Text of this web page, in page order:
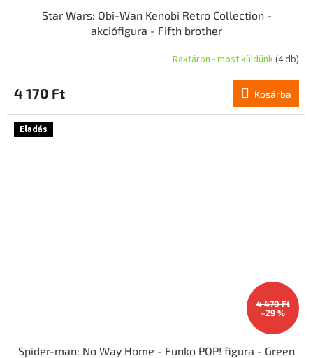
Star Wars: Obi-Wan Kenobi Retro Collection -
akciófigura - Fifth brother
Raktáron - most küldünk(4 db)
4 170 Ft Kosárba
Eladás
4 470 Ft
–29 %
Spider-man: No Way Home - Funko POP! figura - Green